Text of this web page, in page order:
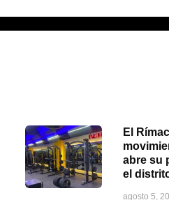
El
abre su
el
agosto 5,